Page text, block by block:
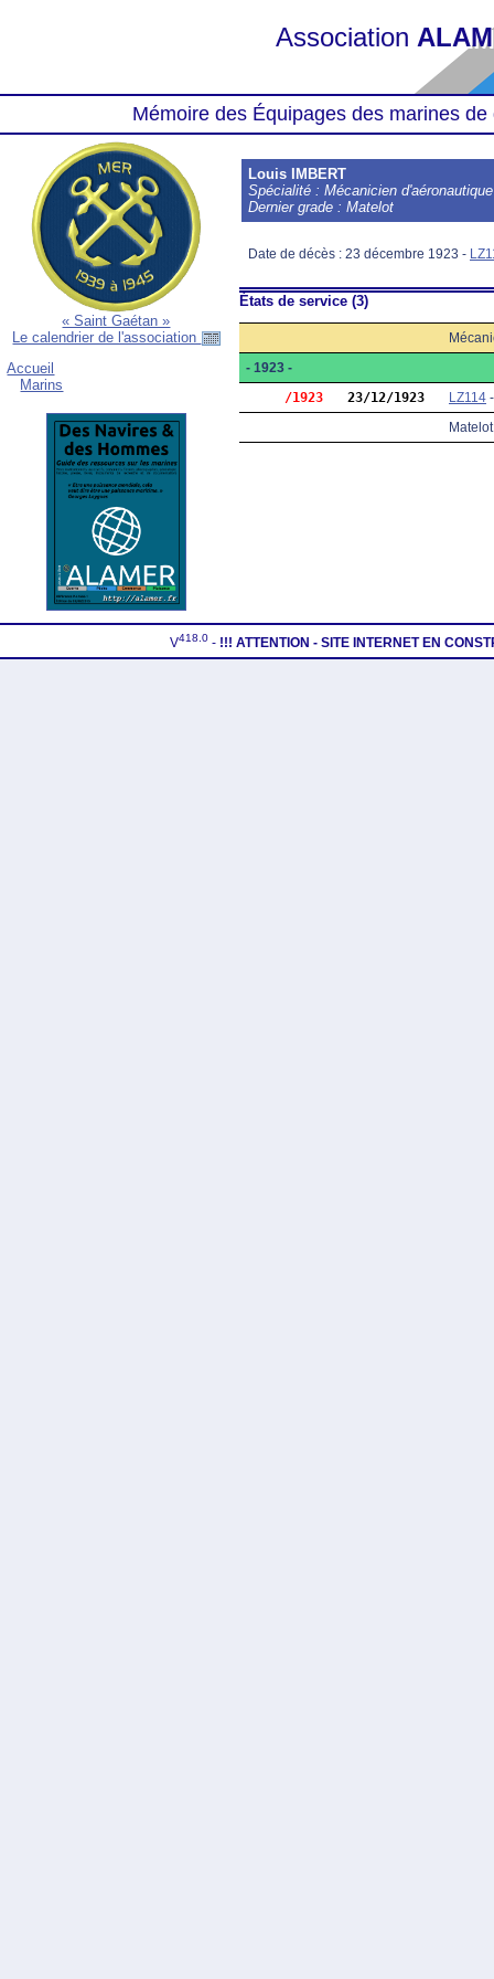
Association
Mémoire des Équipages des marines
« Saint Gaétan »
Le calendrier de l'association
Accueil
Marins
Louis IMBERT
Spécialité : Mécanicien d'aéronautique
Dernier grade : Matelot
Date de décès : 23 décembre 1923 -
États de service (3)
- 1923 -
     /1923
23/12/1923 LZ114
Matelot
V418.0 - !!! ATTENTION - SITE INTERNET EN